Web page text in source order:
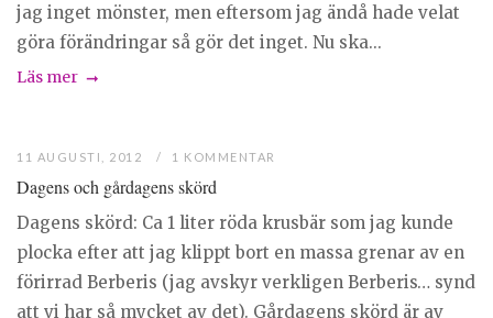
jag inget mönster, men eftersom jag ändå hade velat
göra förändringar så gör det inget. Nu ska...
Läs mer
11 AUGUSTI, 2012 1 KOMMENTAR
Dagens och gårdagens skörd
Dagens skörd: Ca 1 liter röda krusbär som jag kunde
plocka efter att jag klippt bort en massa grenar av en
förirrad Berberis (jag avskyr verkligen Berberis… synd
att vi har så mycket av det). Gårdagens skörd är av